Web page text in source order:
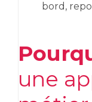
bord,
une